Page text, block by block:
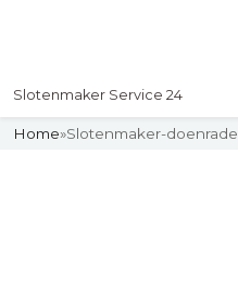
Slotenmaker Service 24
Home»Slotenmaker-doenrade